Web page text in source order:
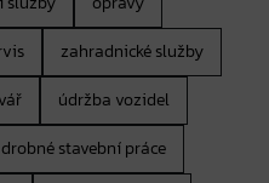
zahradnické služby
údržba vozidel
drobné stavební práce